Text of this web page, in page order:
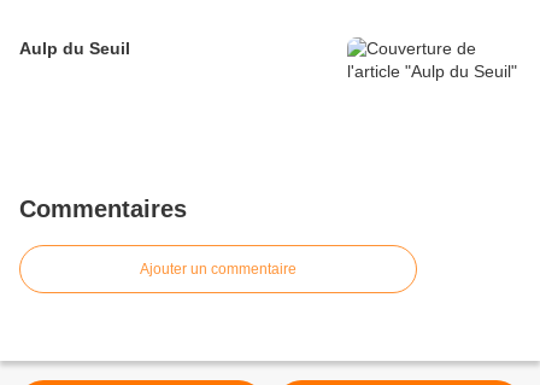
Aulp du Seuil
Commentaires
Ajouter un commentaire